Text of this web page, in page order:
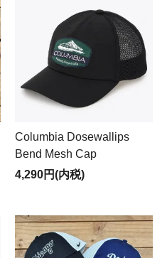
Columbia Dosewallips
Bend Mesh Cap
4,290円(内税)